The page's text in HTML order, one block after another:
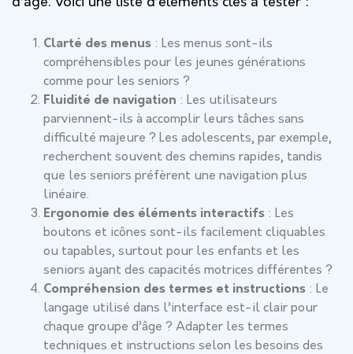
Clarté des menus : Les menus sont-ils
compréhensibles pour les jeunes générations
comme pour les seniors ?
Fluidité de navigation : Les utilisateurs
parviennent-ils à accomplir leurs tâches sans
difficulté majeure ? Les adolescents, par exemple,
recherchent souvent des chemins rapides, tandis
que les seniors préfèrent une navigation plus
linéaire.
Ergonomie des éléments interactifs : Les
boutons et icônes sont-ils facilement cliquables
ou tapables, surtout pour les enfants et les
seniors ayant des capacités motrices différentes ?
Compréhension des termes et instructions : Le
langage utilisé dans l’interface est-il clair pour
chaque groupe d’âge ? Adapter les termes
techniques et instructions selon les besoins des